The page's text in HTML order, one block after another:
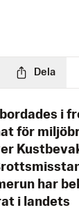
Dela
i
för
har
i landets